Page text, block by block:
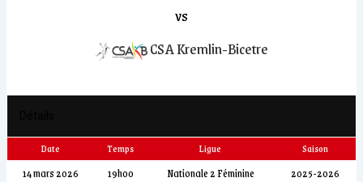
vs
CSA Kremlin-Bicetre
Date Temps Ligue Saison
14 mars 2026 19h00 Nationale 2 Féminine 2025-2026